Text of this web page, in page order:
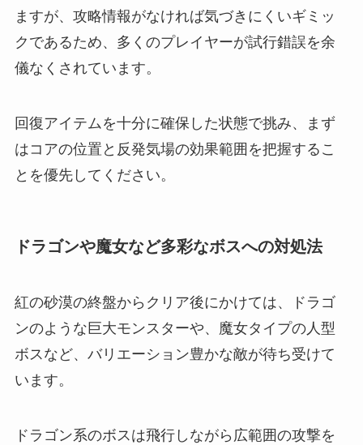
ますが、攻略情報がなければ気づきにくいギミッ
クであるため、多くのプレイヤーが試行錯誤を余
儀なくされています。
回復アイテムを十分に確保した状態で挑み、まず
はコアの位置と反発気場の効果範囲を把握するこ
とを優先してください。
ドラゴンや魔女など多彩なボスへの対処法
紅の砂漠の終盤からクリア後にかけては、ドラゴ
ンのような巨大モンスターや、魔女タイプの人型
ボスなど、バリエーション豊かな敵が待ち受けて
います。
ドラゴン系のボスは飛行しながら広範囲の攻撃を